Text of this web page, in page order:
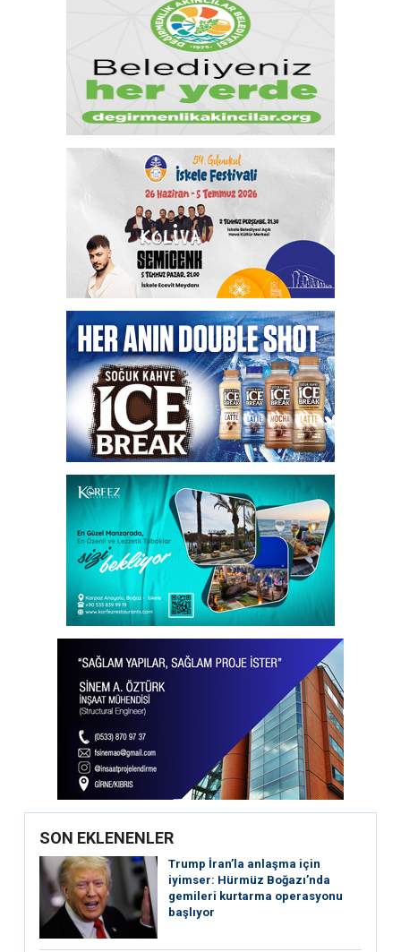
SON EKLENENLER
Trump İran’la anlaşma için
iyimser: Hürmüz Boğazı’nda
gemileri kurtarma operasyonu
başlıyor